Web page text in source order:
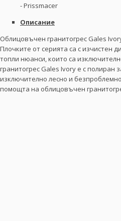
- Prissmacer
Описание
Облицовъчен гранитогрес Gales
Плочките от серията са с изчистен
топли нюанси, които са
гранитогрес Gales Ivory е с
изключително лесно и
помощта на облицовъчен